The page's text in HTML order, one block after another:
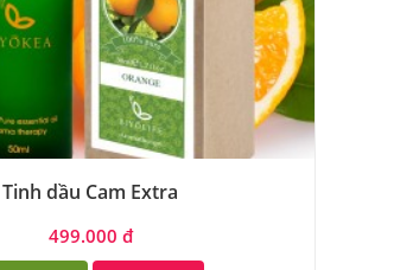
Tinh dầu Cam Extra
499.000 đ